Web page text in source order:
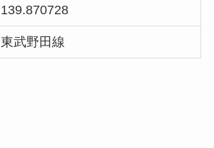
139.870728
東武野田線